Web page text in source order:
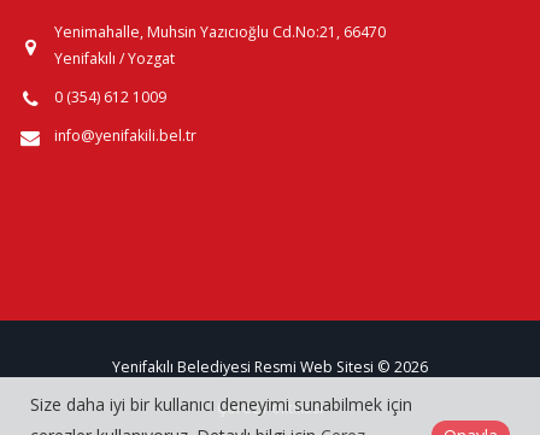
Yenimahalle, Muhsin Yazıcıoğlu Cd.No:21, 66470
Yenifakılı / Yozgat
0 (354) 612 1009
info@yenifakili.bel.tr
Yenifakılı Belediyesi Resmi Web Sitesi © 2026
Çerez Politikası
Size daha iyi bir kullanıcı deneyimi sunabilmek için